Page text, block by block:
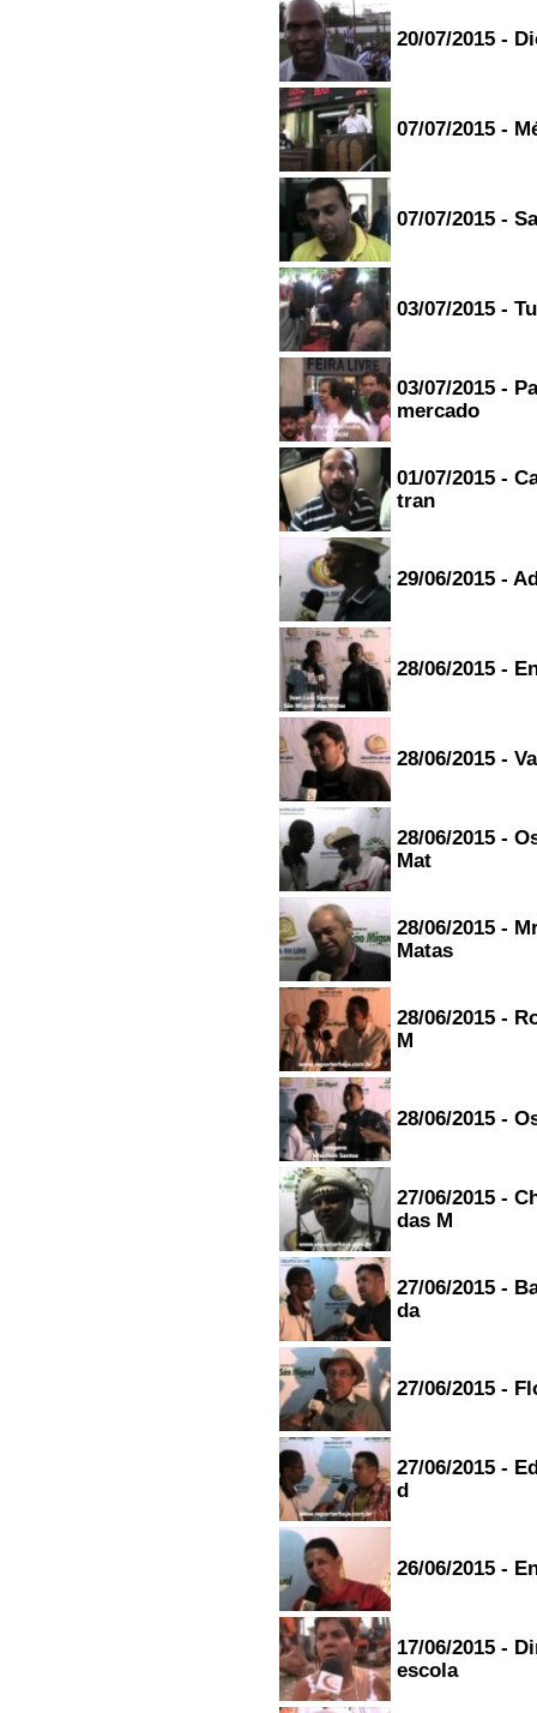
20/07/2015 -
07/07/2015 -
07/07/2015 -
03/07/2015 -
03/07/2015 -
mercado
01/07/2015 -
tran
29/06/2015 -
28/06/2015 -
28/06/2015 -
28/06/2015 -
Mat
28/06/2015 -
Matas
28/06/2015 -
M
28/06/2015 -
27/06/2015 -
das M
27/06/2015 -
da
27/06/2015 -
27/06/2015 -
d
26/06/2015 -
17/06/2015 -
escola